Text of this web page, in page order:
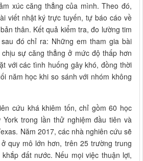
xúc căng thẳng của mình. Theo đó,
viết nhật ký trực tuyến, tự báo cáo về
thân. Kết quả kiểm tra, đo lường tim
đó chỉ ra: Những em tham gia bài
sự căng thẳng ở mức độ thấp hơn
với các tình huống gây khó, đồng thời
năm học khi so sánh với nhóm không
cứu khá khiêm tốn, chỉ gồm 60 học
York trong lần thử nghiệm đầu tiên và
Năm 2017, các nhà nghiên cứu sẽ
quy mô lớn hơn, trên 25 trường trung
đất nước. Nếu mọi việc thuận lợi,